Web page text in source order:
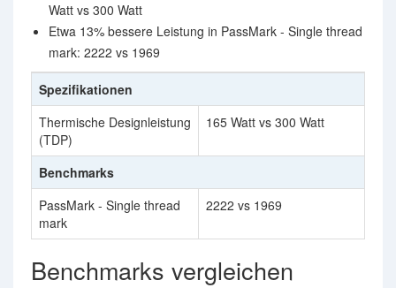
Watt vs 300 Watt
Etwa 13% bessere Leistung in PassMark - Single thread
mark: 2222 vs 1969
Spezifikationen
Thermische Designleistung
(TDP)
165 Watt vs 300 Watt
Benchmarks
PassMark - Single thread
mark
2222 vs 1969
Benchmarks vergleichen